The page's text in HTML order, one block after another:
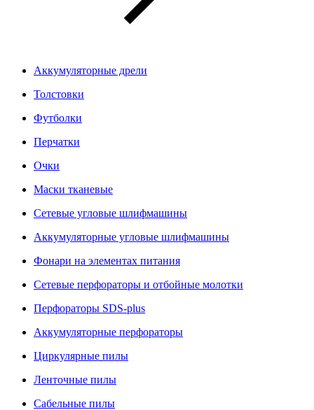
Аккумуляторные дрели
Толстовки
Футболки
Перчатки
Очки
Маски тканевые
Сетевые угловые шлифмашины
Аккумуляторные угловые шлифмашины
Фонари на элементах питания
Сетевые перфораторы и отбойные молотки
Перфораторы SDS-plus
Аккумуляторные перфораторы
Циркулярные пилы
Ленточные пилы
Сабельные пилы